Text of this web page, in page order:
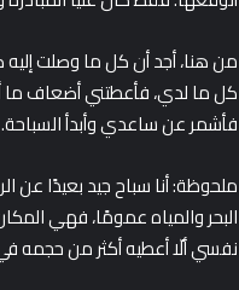
من هنا، أجد أن كل ما وصلت
كل ما لدي، فأعطتني أضعاف ما
فأشمر عن ساعدي وأبدأ السباحة.
ملحوظة: أنا سباح جيد بعيدًا عن
البحر والمياه عمومًا، فهي
نفسي ألّا أعطيه أكثر من حجمه